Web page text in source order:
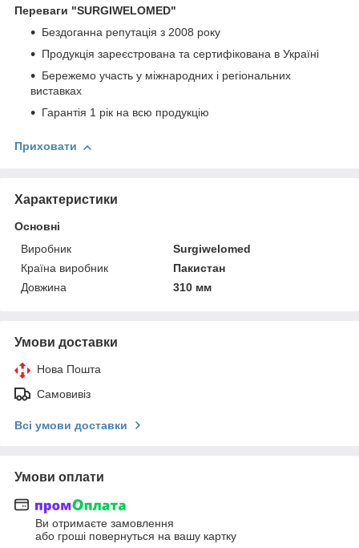
Переваги "SURGIWELOMED"
Бездоганна репутація з 2008 року
Продукція зареєстрована та сертифікована в Україні
Бережемо участь у міжнародних і регіональних
виставках
Гарантія 1 рік на всю продукцію
Приховати
Характеристики
Основні
Виробник
Surgiwelomed
Країна виробник
Пакистан
Довжина
310 мм
Умови доставки
Нова Пошта
Самовивіз
Всі умови доставки
Умови оплати
Ви отримаєте замовлення
або гроші повернуться на вашу картку